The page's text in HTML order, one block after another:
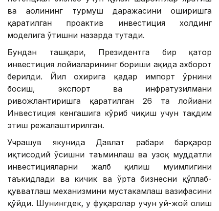
ва аҳолининг турмуш даражасини оширишга
қаратилган проактив инвестиция холдинг
моделига ўтишни назарда тутади.
Бундан ташқари, Президентга бир қатор
инвестиция лойиҳаларининг бориши ҳақида ахборот
берилди. Йил охирига қадар импорт ўрнини
босиш, экспорт ва инфратузилмани
ривожлантиришга қаратилган 26 та лойиҳани
Инвестиция кенгашига кўриб чиқиш учун тақдим
этиш режалаштирилган.
Учрашув якунида Давлат раҳбари барқарор
иқтисодий ўсишни таъминлаш ва узоқ муддатли
инвестицияларни жалб қилиш муҳимлигини
таъкидлади ва кичик ва ўрта бизнесни қўллаб-
қувватлаш механизмини мустаҳкамлаш вазифасини
қўйди. Шунингдек, у фуқаролар учун уй-жой олиш